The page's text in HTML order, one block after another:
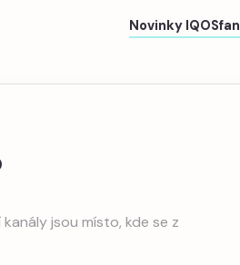
Novinky IQOSfan
jsou místo, kde se z